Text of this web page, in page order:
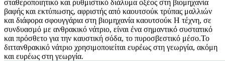
σταθεροποιητικό και ρυθμιστικό διάλυμα οξέος στη βιομηχανία
βαφής και εκτύπωσης, αφριστής από καουτσούκ τρύπας μαλλιών
και διάφορα σφουγγάρια στη βιομηχανία καουτσούκ Η τέχνη, σε
συνδυασμό με ανθρακικό νάτριο, είναι ένα σημαντικό συστατικό
και πρόσθετο για την καυστική σόδα, το πυροσβεστικό μέσο.Το
διττανθρακικό νάτριο χρησιμοποιείται ευρέως στη γεωργία, ακόμη
και ευρέως στη γεωργία.